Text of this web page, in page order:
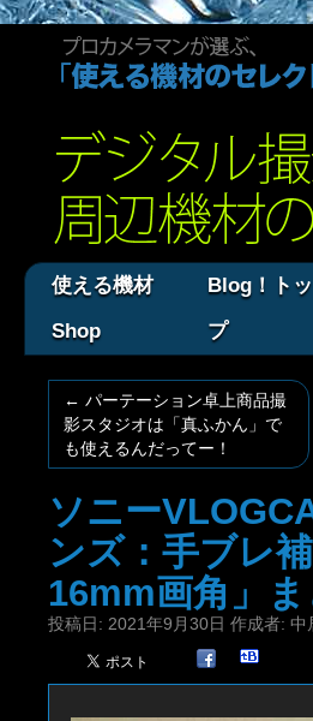
使える機材
Shop
Blog！トッ
プ
← パーテーション卓上商品撮
影スタジオは「真ふかん」で
も使えるんだってー！
ソニー
ンズ：手ブレ
16mm画角」
投稿日: 2021年9月30日 作成者: 中